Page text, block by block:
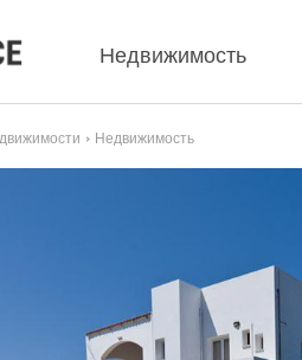
Недвижимость
Недвижимость